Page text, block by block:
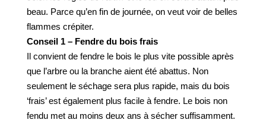
beau. Parce qu’en fin de journée, on veut voir de belles
flammes crépiter.
Conseil 1 – Fendre du bois frais
Il convient de fendre le bois le plus vite possible après
que l’arbre ou la branche aient été abattus. Non
seulement le séchage sera plus rapide, mais du bois
‘frais’ est également plus facile à fendre. Le bois non
fendu met au moins deux ans à sécher suffisamment.